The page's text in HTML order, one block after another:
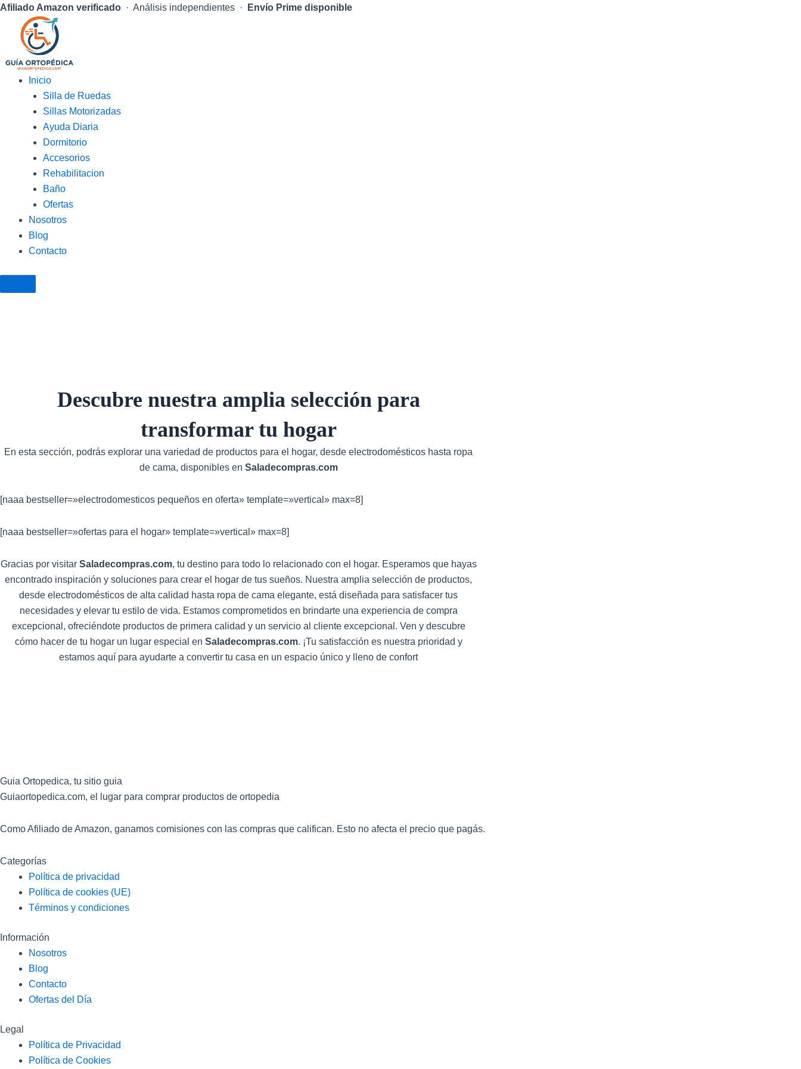
Afiliado Amazon verificado · Análisis independientes · Envío Prime disponible
Inicio
Silla de Ruedas
Sillas Motorizadas
Ayuda Diaria
Dormitorio
Accesorios
Rehabilitacion
Baño
Ofertas
Nosotros
Blog
Contacto
Descubre nuestra amplia selección para
transformar tu hogar
En esta sección, podrás explorar una variedad de productos para el hogar, desde electrodomésticos hasta ropa
de cama, disponibles en Saladecompras.com
[naaa bestseller=»electrodomesticos pequeños en oferta» template=»vertical» max=8]
[naaa bestseller=»ofertas para el hogar» template=»vertical» max=8]
Gracias por visitar Saladecompras.com, tu destino para todo lo relacionado con el hogar. Esperamos que hayas
encontrado inspiración y soluciones para crear el hogar de tus sueños. Nuestra amplia selección de productos,
desde electrodomésticos de alta calidad hasta ropa de cama elegante, está diseñada para satisfacer tus
necesidades y elevar tu estilo de vida. Estamos comprometidos en brindarte una experiencia de compra
excepcional, ofreciéndote productos de primera calidad y un servicio al cliente excepcional. Ven y descubre
cómo hacer de tu hogar un lugar especial en Saladecompras.com. ¡Tu satisfacción es nuestra prioridad y
estamos aquí para ayudarte a convertir tu casa en un espacio único y lleno de confort
Guia Ortopedica, tu sitio guia
Guiaortopedica.com, el lugar para comprar productos de ortopedia
Como Afiliado de Amazon, ganamos comisiones con las compras que califican. Esto no afecta el precio que pagás.
Categorías
Política de privacidad
Política de cookies (UE)
Términos y condiciones
Información
Nosotros
Blog
Contacto
Ofertas del Día
Legal
Política de Privacidad
Política de Cookies